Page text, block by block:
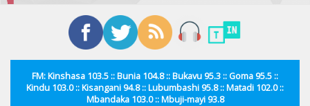
FM: Kinshasa 103.5 :: Bunia 104.8 :: Bukavu 95.3 :: Goma 95.5 ::
Kindu 103.0 :: Kisangani 94.8 :: Lubumbashi 95.8 :: Matadi 102.0 ::
Mbandaka 103.0 :: Mbuji-mayi 93.8